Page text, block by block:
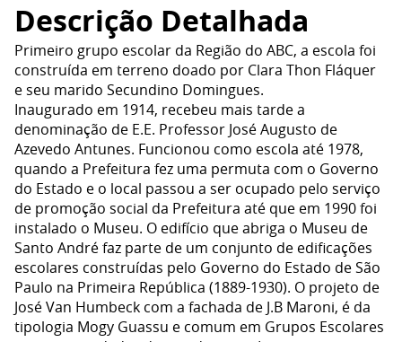
Descrição Detalhada
Primeiro grupo escolar da Região do ABC, a escola foi
construída em terreno doado por Clara Thon Fláquer
e seu marido Secundino Domingues.
Inaugurado em 1914, recebeu mais tarde a
denominação de E.E. Professor José Augusto de
Azevedo Antunes. Funcionou como escola até 1978,
quando a Prefeitura fez uma permuta com o Governo
do Estado e o local passou a ser ocupado pelo serviço
de promoção social da Prefeitura até que em 1990 foi
instalado o Museu. O edifício que abriga o Museu de
Santo André faz parte de um conjunto de edificações
escolares construídas pelo Governo do Estado de São
Paulo na Primeira República (1889-1930). O projeto de
José Van Humbeck com a fachada de J.B Maroni, é da
tipologia Mogy Guassu e comum em Grupos Escolares